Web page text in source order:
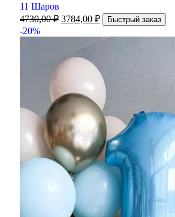
11 Шаров
4730,00₽ 3784,00 ₽ Быстрый заказ
-20%